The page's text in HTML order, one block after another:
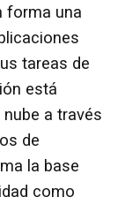
forma una
tareas de
está
a través
de
la base
como